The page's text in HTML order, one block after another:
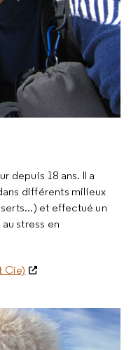
depuis 18 ans. Il a
différents milieux
et effectué un
stress en
Cie)